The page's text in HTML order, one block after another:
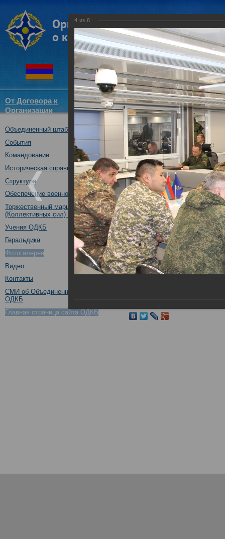
От Договора к
Организации
Структура
ОДКБ
Новости
Объединенный штаб ОДКБ
События
Командование
Историческая справка
Структура
Обеспечение военной безопасности
Торжественный марш Войск
(Коллективных сил) ОДКБ
Учения ОДКБ
Геральдика
Фотогалерея
Видео
Контакты
СМИ об Объединенном штабе
ОДКБ
Главная страница сайта ОДКБ
Специальное учение «Поиск-
государств – членов ОДКБ,
14.10.2019
4 из 6